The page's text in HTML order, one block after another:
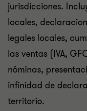
jurisdicciones.
locales,
legales locales,
las ventas (IVA,
nóminas,
infinidad de
territorio.